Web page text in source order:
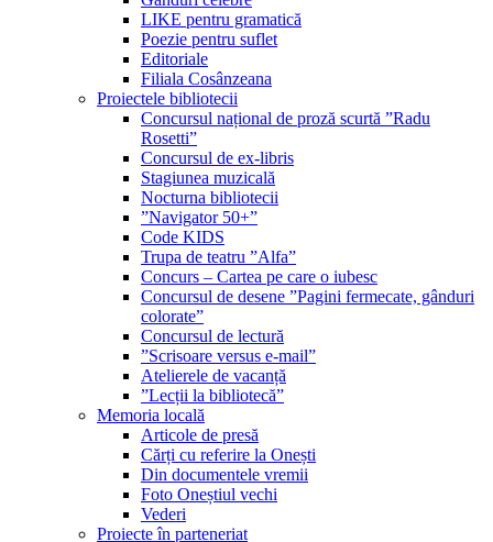
LIKE pentru gramatică
Poezie pentru suflet
Editoriale
Filiala Cosânzeana
Proiectele bibliotecii
Concursul național de proză scurtă ”Radu
Rosetti”
Concursul de ex-libris
Stagiunea muzicală
Nocturna bibliotecii
”Navigator 50+”
Code KIDS
Trupa de teatru ”Alfa”
Concurs – Cartea pe care o iubesc
Concursul de desene ”Pagini fermecate, gânduri
colorate”
Concursul de lectură
”Scrisoare versus e-mail”
Atelierele de vacanță
”Lecții la bibliotecă”
Memoria locală
Articole de presă
Cărți cu referire la Onești
Din documentele vremii
Foto Oneștiul vechi
Vederi
Proiecte în parteneriat